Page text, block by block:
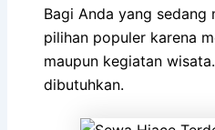
Bagi Anda yang sedang
pilihan populer karena
maupun kegiatan
dibutuhkan.